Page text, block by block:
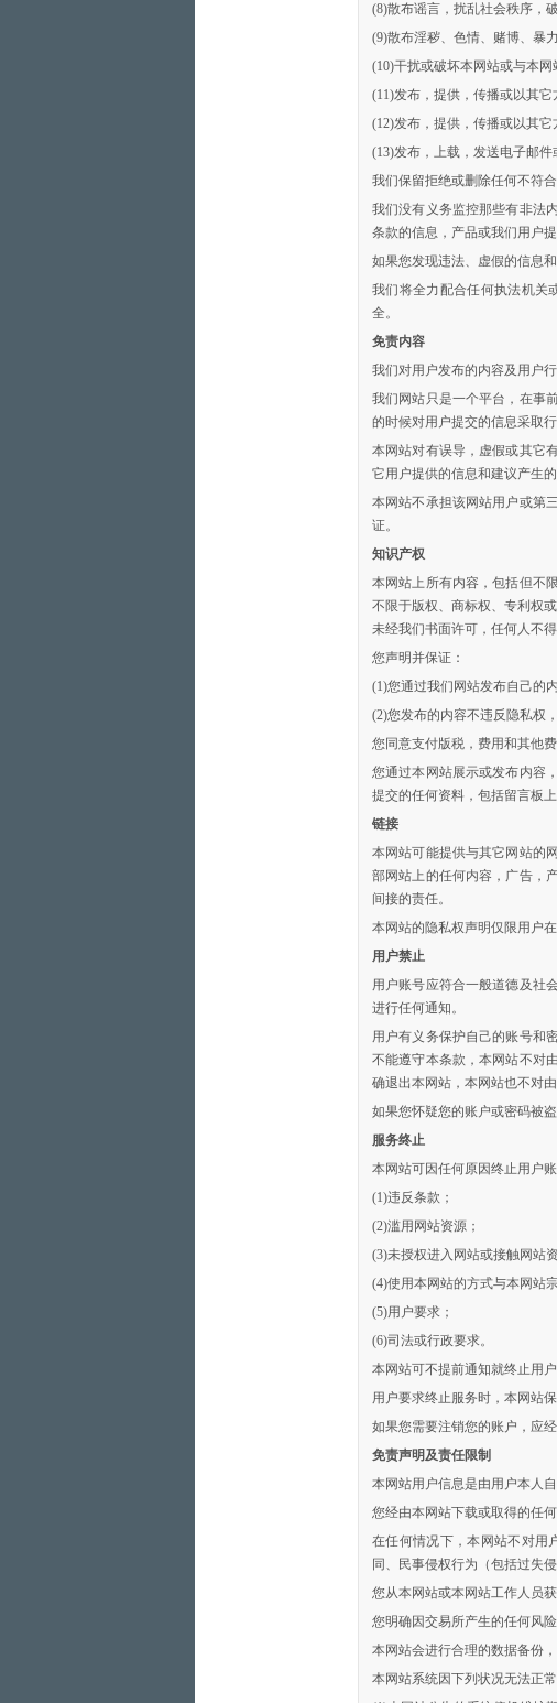
(8)散布谣言，扰乱社会秩序，
(9)散布淫秽、色情、赌博、暴
(10)干扰或破坏本网站或与本
(11)发布，提供，传播或以其
(12)发布，提供，传播或以其它
(13)发布，上载，发送电子邮
我们保留拒绝或删除任何不符
我们没有义务监控那些有非法
条款的信息，产品或我们用户
如果您发现违法、虚假的信息
我们将全力配合任何执法机关
全。
免责内容
我们对用户发布的内容及用户
我们网站只是一个平台，在事
的时候对用户提交的信息采取行
本网站对有误导，虚假或其它
它用户提供的信息和建议产生
本网站不承担该网站用户或第
证。
知识产权
本网站上所有内容，包括但不
不限于版权、商标权、专利权或
未经我们书面许可，任何人不
您声明并保证：
(1)您通过我们网站发布自己的
(2)您发布的内容不违反隐私权
您同意支付版税，费用和其他
您通过本网站展示或发布内容
提交的任何资料，包括留言板
链接
本网站可能提供与其它网站的
部网站上的任何内容，广告，
间接的责任。
本网站的隐私权声明仅限用户在
用户禁止
用户账号应符合一般道德及社
进行任何通知。
用户有义务保护自己的账号和
不能遵守本条款，本网站不对
确退出本网站，本网站也不对
如果您怀疑您的账户或密码被
服务终止
本网站可因任何原因终止用户
(1)违反条款；
(2)滥用网站资源；
(3)未授权进入网站或接触网站
(4)使用本网站的方式与本网站
(5)用户要求；
(6)司法或行政要求。
本网站可不提前通知就终止用
用户要求终止服务时，本网站
如果您需要注销您的账户，应
免责声明及责任限制
本网站用户信息是由用户本人
您经由本网站下载或取得的任
在任何情况下，本网站不对用
同、民事侵权行为（包括过失
您从本网站或本网站工作人员
您明确因交易所产生的任何风
本网站会进行合理的数据备份
本网站系统因下列状况无法正